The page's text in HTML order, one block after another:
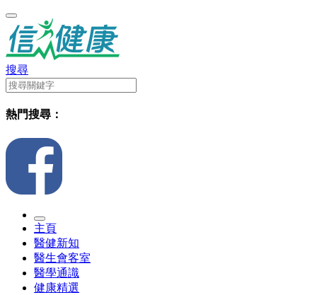
搜尋
熱門搜尋：
主頁
醫健新知
醫生會客室
醫學通識
健康精選